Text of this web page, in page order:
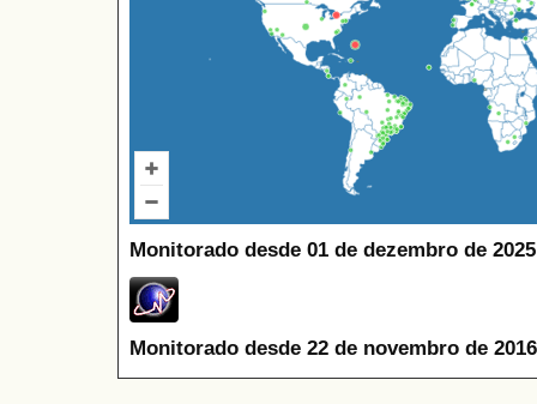
Monitorado desde 01 de dezembro de
Monitorado desde 22 de novembro de